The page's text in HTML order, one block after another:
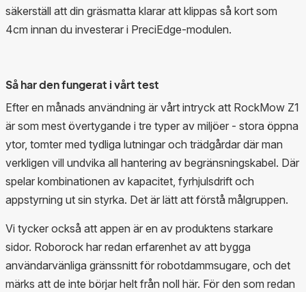
säkerställ att din gräsmatta klarar att klippas så kort som
4cm innan du investerar i PreciEdge-modulen.
Så har den fungerat i vårt test
Efter en månads användning är vårt intryck att RockMow Z1
är som mest övertygande i tre typer av miljöer - stora öppna
ytor, tomter med tydliga lutningar och trädgårdar där man
verkligen vill undvika all hantering av begränsningskabel. Där
spelar kombinationen av kapacitet, fyrhjulsdrift och
appstyrning ut sin styrka. Det är lätt att förstå målgruppen.
Vi tycker också att appen är en av produktens starkare
sidor. Roborock har redan erfarenhet av att bygga
användarvänliga gränssnitt för robotdammsugare, och det
märks att de inte börjar helt från noll här. För den som redan